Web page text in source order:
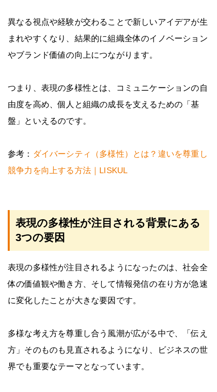
異なる視点や経験が交わることで新しいアイデアが生
まれやすくなり、結果的に組織全体のイノベーション
やブランド価値の向上につながります。
つまり、表現の多様性とは、コミュニケーションの自
由度を高め、個人と組織の成長を支えるための「基
盤」といえるのです。
参考： ダイバーシティ（多様性）とは？違いを尊重し
競争力を向上する方法｜LISKUL
表現の多様性が注目される背景にある
3つの要因
表現の多様性が注目されるようになったのは、社会全
体の価値観や働き方、そして情報発信の在り方が急速
に変化したことが大きな要因です。
多様な考え方を尊重し合う風潮が広がる中で、「伝え
方」そのものも見直されるようになり、ビジネスの世
界でも重要なテーマとなっています。